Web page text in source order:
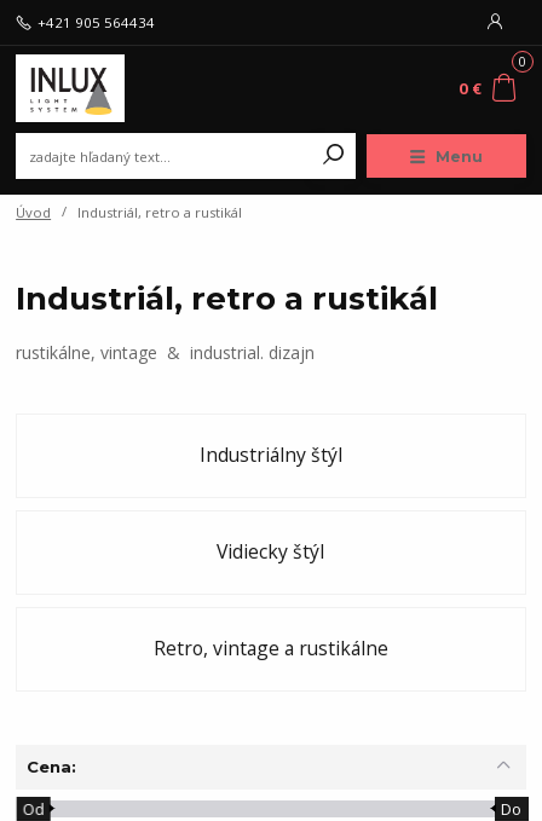
Menu
+421 905 564434
0
0 €
Úvod Industriál, retro a rustikál
Industriál, retro a rustikál
rustikálne, vintage & industrial. dizajn
Industriálny štýl
Vidiecky štýl
Retro, vintage a rustikálne
Cena:
Od Do